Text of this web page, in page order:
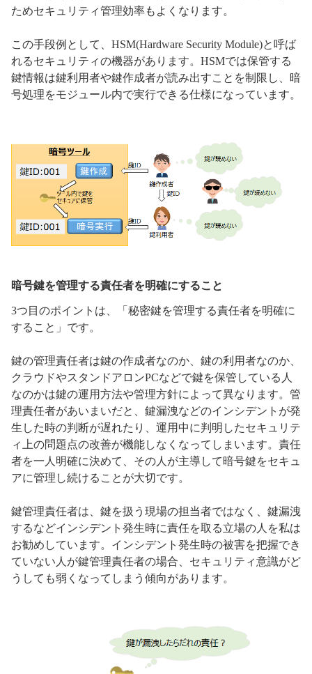
ためセキュリティ管理効率もよくなります。
この手段例として、HSM(Hardware Security Module)と呼ば
れるセキュリティの機器があります。HSMでは保管する
鍵情報は鍵利用者や鍵作成者が読み出すことを制限し、暗
号処理をモジュール内で実行できる仕様になっています。
暗号鍵を管理する責任者を明確にすること
3つ目のポイントは、「秘密鍵を管理する責任者を明確に
すること」です。
鍵の管理責任者は鍵の作成者なのか、鍵の利用者なのか、
クラウドやスタンドアロンPCなどで鍵を保管している人
なのかは鍵の運用方法や管理方針によって異なります。管
理責任者があいまいだと、鍵漏洩などのインシデントが発
生した時の判断が遅れたり、運用中に判明したセキュリテ
ィ上の問題点の改善が機能しなくなってしまいます。責任
者を一人明確に決めて、その人が主導して暗号鍵をセキュ
アに管理し続けることが大切です。
鍵管理責任者は、鍵を扱う現場の担当者ではなく、鍵漏洩
するなどインシデント発生時に責任を取る立場の人を私は
お勧めしています。インシデント発生時の被害を把握でき
ていない人が鍵管理責任者の場合、セキュリティ意識がど
うしても弱くなってしまう傾向があります。